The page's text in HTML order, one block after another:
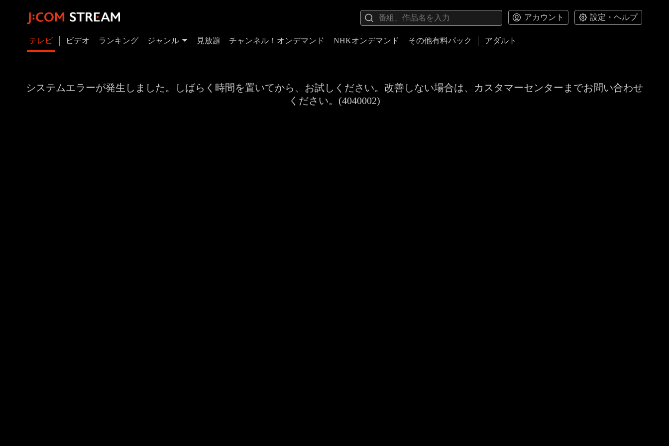
アカウント 設定・ヘルプ
テレビ ビデオ ランキング ジャンル 見放題 チャンネル！オンデマンド NHKオンデマンド その他有料パック アダルト
システムエラーが発生しました。しばらく時間を置いてから、お試しください。改善しない場合は、カスタマーセンターまでお問い合わせ
ください。(4040002)